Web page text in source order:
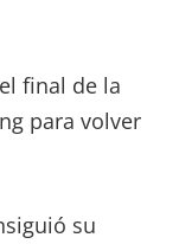
final de la
para volver
su